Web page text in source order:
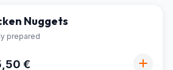
Nuggets
prepared
€